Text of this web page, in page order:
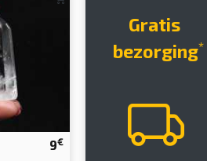
9€
Gratis
bezorging*